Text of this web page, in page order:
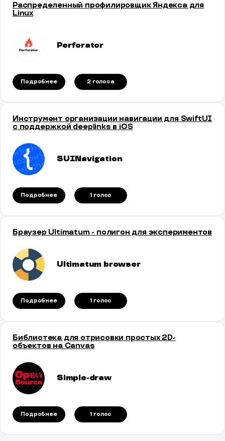
Распределенный профилировщик Яндекса для
Linux
Perforator
Подробнее 2 голосa
Инструмент организации навигации для SwiftUI
с поддержкой deeplinks в iOS
SUINavigation
Подробнее 1 голос
Браузер Ultimatum - полигон для экспериментов
Ultimatum browser
Подробнее 1 голос
Библиотека для отрисовки простых 2D-
объектов на Сanvas
Simple-draw
Подробнее 1 голос